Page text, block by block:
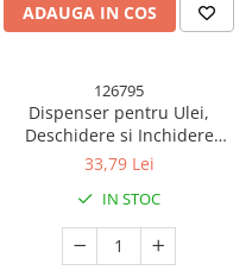
ADAUGA IN COS
126795
Dispenser pentru Ulei,
Deschidere si Inchidere
Automata a Rezervorul, cu
ml, 29.5x6x6 cm, Gri
33,79 Lei
IN STOC